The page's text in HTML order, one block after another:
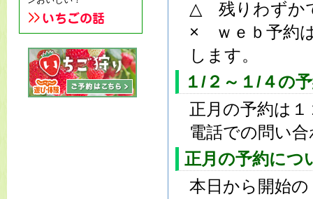
△ 残りわずか
× ｗｅｂ予約
します。
１/２～１/４の
正月の予約は
電話での問い
正月の予約につ
本日から開始